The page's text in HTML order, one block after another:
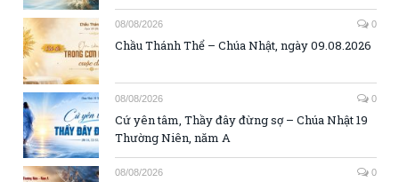
08/08/2026 0
Chầu Thánh Thể – Chúa Nhật, ngày 09.08.2026
08/08/2026 0
Cứ yên tâm, Thầy đây đừng sợ – Chúa Nhật 19
Thường Niên, năm A
08/08/2026 0